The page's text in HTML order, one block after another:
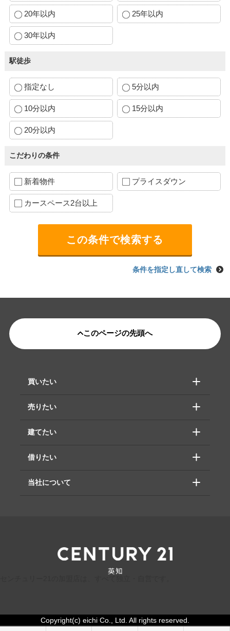
20年以内 25年以内
30年以内
駅徒歩
指定なし 5分以内
10分以内 15分以内
20分以内
こだわりの条件
新着物件 プライスダウン
カースペース2台以上
条件を指定し直して検索
このページの先頭へ
買いたい
売りたい
建てたい
借りたい
当社について
Copyright(c) eichi Co., Ltd. All rights reserved.